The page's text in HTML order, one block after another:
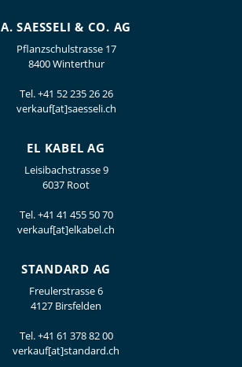
A. SAESSELI & CO. AG
Pflanzschulstrasse 17
8400 Winterthur
Tel.+41 52 235 26 26
verkauf[at]saesseli.ch
EL KABEL AG
Leisibachstrasse 9
6037 Root
Tel.+41 41 455 50 70
verkauf[at]elkabel.ch
STANDARD AG
Freulerstrasse 6
4127 Birsfelden
Tel.+41 61 378 82 00
verkauf[at]standard.ch